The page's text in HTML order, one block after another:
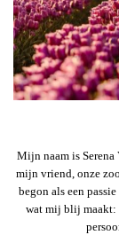
Mijn naam is
mijn vriend, onze
begon als een
wat mij blij maakt: